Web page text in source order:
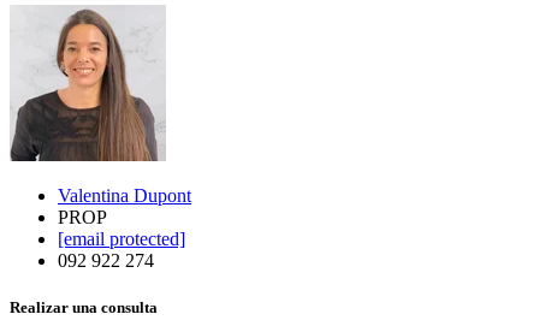
Valentina Dupont
PROP
[email protected]
092 922 274
Realizar una consulta